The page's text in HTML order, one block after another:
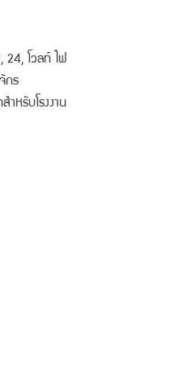
24, โวลท์ ไฟ
กร
หรับโรงงาน